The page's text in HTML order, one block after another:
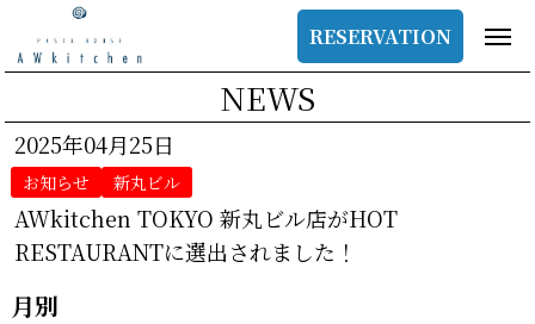
RESERVATION
NEWS
2025年04月25日
お知らせ 新丸ビル
AWkitchen TOKYO 新丸ビル店がHOT
RESTAURANTに選出されました！
月別